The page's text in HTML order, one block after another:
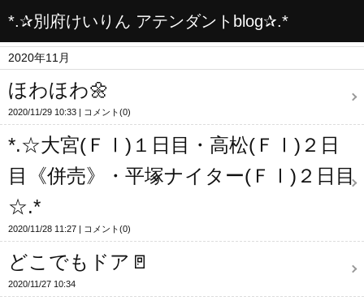
*.✰別府けいりん アテンダントblog✰.*
2020年11月
ほわほわ🌼
2020/11/29 10:33 コメント(0)
*.☆大宮(ＦⅠ)１日目・高松(ＦⅠ)２日
目《併売》・平塚ナイター(ＦⅠ)２日目
☆.*
2020/11/28 11:27 コメント(0)
どこでもドア🚪
2020/11/27 10:34